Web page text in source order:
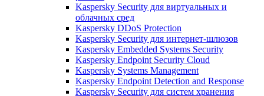
Kaspersky Security для виртуальных и
облачных сред
Kaspersky DDoS Protection
Kaspersky Security для интернет-шлюзов
Kaspersky Embedded Systems Security
Kaspersky Endpoint Security Cloud
Kaspersky Systems Management
Kaspersky Endpoint Detection and Response
Kaspersky Security для систем хранения